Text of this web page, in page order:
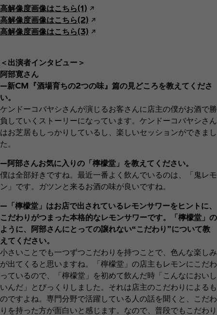
高解像度画像はこちら(1) ↗︎
高解像度画像はこちら(2) ↗︎
高解像度画像はこちら(3) ↗︎
＜出演者インタビュー＞
阿部寛さん
―新CM『酒場育ちの2つの味』篇の見どころを教えてくださ
い。
ケンドーコバヤシさんが演じるお客さんに店主の僕がお酒で勝
負していくストーリーになっています。ケンドーコバヤシさん
はお芝居もしっかりしているし、楽しいセッションができまし
た。
―阿部さんお気に入りの「檸檬堂」を教えてください。
僕は全部好きですね。最近一番よく飲んでいるのは、「鬼レモ
ン」です。ガツンと来るお酒の味が良いですね。
―「檸檬堂」はお店で出されているレモンサワーをヒントに、
こだわりがつまった本格的なレモンサワーです。「檸檬堂」の
ように、阿部さんにとっての譲れない“こだわり”について教
えてください。
小さいことでも一つずつこだわりを持つことで、色んな楽しみ
が出てくると思いますね。「檸檬堂」の店主もレモンにこだわ
っているので、「檸檬堂」を初めて飲んだ時「こんなにおいし
いんだ」とびっくりしました。それは店主のこだわりによるも
のですよね。専門分野で活躍している人の話を聞くと、こだわ
りを持った方が面白いと感じます。なので、普段でもこだわり